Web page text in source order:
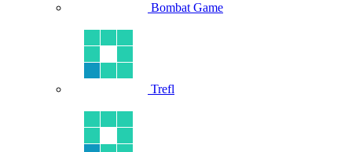
Bombat Game
Trefl